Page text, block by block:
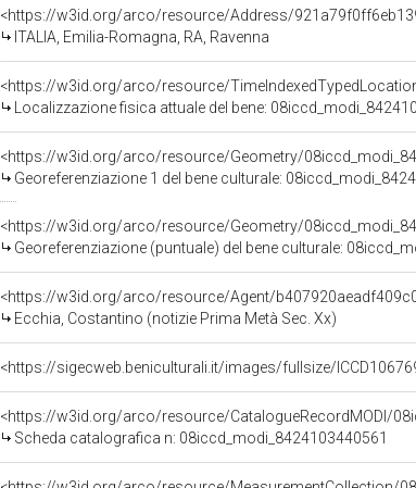
<https://w3id.org/arco/resource/Address/
ITALIA, Emilia-Romagna, RA, Ravenna
<https://w3id.org/arco/resource/
Localizzazione fisica attuale del bene:
<https://w3id.org/arco/resource/Geometry/
Georeferenziazione 1 del bene culturale:
<https://w3id.org/arco/resource/Geometry/
Georeferenziazione (puntuale) del bene culturale:
<https://w3id.org/arco/resource/Agent/
Ecchia, Costantino (notizie Prima Metà Sec. Xx)
<https://sigecweb.beniculturali.it/images/fullsize/
<https://w3id.org/arco/resource/CatalogueRecordMODI/
Scheda catalografica n: 08iccd_modi_8424103440561